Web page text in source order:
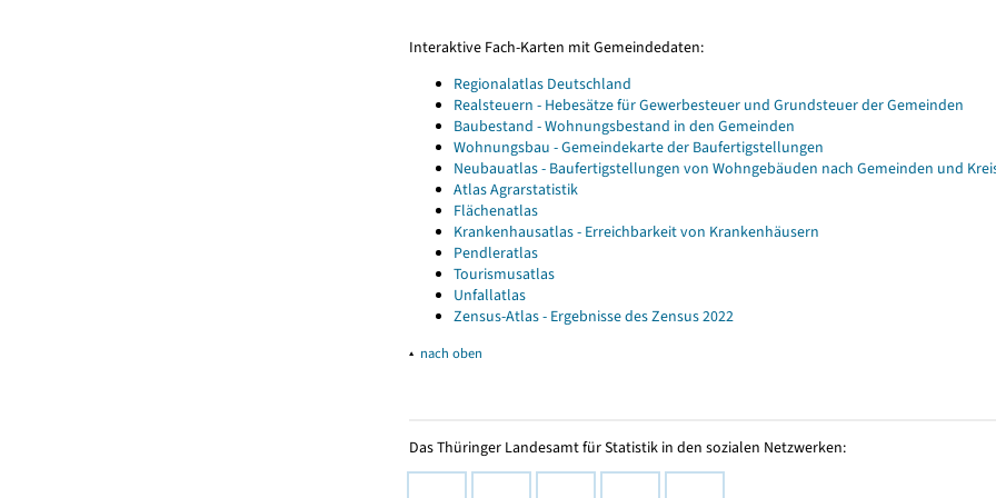
Interaktive Fach-Karten mit Gemeindedaten:
Regionalatlas Deutschland
Realsteuern - Hebesätze für Gewerbesteuer und Grundsteuer der Gemeinden
Baubestand - Wohnungsbestand in den Gemeinden
Wohnungsbau - Gemeindekarte der Baufertigstellungen
Neubauatlas - Baufertigstellungen von Wohngebäuden nach Gemeinden und
Atlas Agrarstatistik
Flächenatlas
Krankenhausatlas - Erreichbarkeit von Krankenhäusern
Pendleratlas
Tourismusatlas
Unfallatlas
Zensus-Atlas - Ergebnisse des Zensus 2022
▴ nach oben
Das Thüringer Landesamt für Statistik in den sozialen Netzwerken: